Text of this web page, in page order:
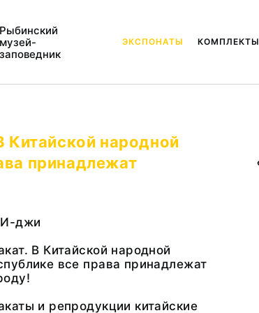
Рыбинский
музей-
заповедник
ЭКСПОНАТЫ КОМПЛЕКТЫ
народной
принадлежат
джи
В Китайской народной
все права принадлежат
и репродукции китайские